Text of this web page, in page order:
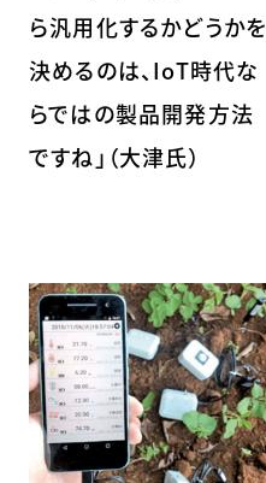
ら汎用化するかどうかを
決めるのは、IoT時代な
らではの製品開発方法
ですね」（大津氏）